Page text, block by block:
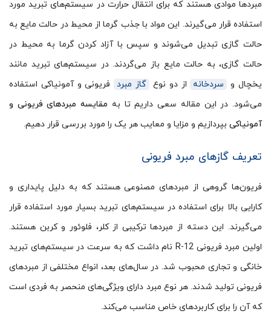
نحوه انتخاب مبرد مناسب
مبردها موادی هستند که برای انتقال حرارت در سیستم‌های تبرید مورد
استفاده قرار می‌گیرند. این مواد با جذب گرما از محیط در حالت مایع به
حالت گازی تبدیل می‌شوند و سپس با آزاد کردن گرما به محیط در
حالت گازی، به حالت مایع باز می‌گردند. در سیستم‌های تبرید مانند
یخچال و
سردخانه از دو نوع گاز مبرد
فریونی و آمونیاکی استفاده
می‌شود. در این مقاله سعی داریم تا به مقایسه مبردهای فریونی و
آمونیاکی بپردازیم و مزایا و معایب هر یک را مورد بررسی قرار دهیم.
تعریف گازهای مبرد فریونی
فریون‌ها گروهی از مبردهای مصنوعی هستند که به دلیل پایداری و
کارایی بالا برای استفاده در سیستم‌های تبرید بسیار مورد استفاده قرار
می‌گیرند. این دسته از مبردها ترکیبی از کلر، فلوئور و کربن هستند.
اولین مبرد فریونی R-12 نام داشت که به سرعت در سیستم‌های تبرید
خانگی و تجاری محبوب شد. در سال‌های بعد، انواع مختلفی از مبردهای
فریونی تولید شدند. هر نوع مبرد دارای ویژگی‌های منحصر به فردی است
که آن را برای کاربردهای خاص مناسب می‌کند.